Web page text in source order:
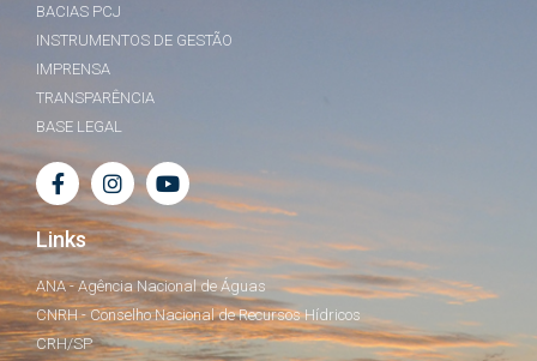
BACIAS PCJ
INSTRUMENTOS DE GESTÃO
IMPRENSA
TRANSPARÊNCIA
BASE LEGAL
Links
ANA - Agência Nacional de Águas
CNRH - Conselho Nacional de Recursos Hídricos
CRH/SP